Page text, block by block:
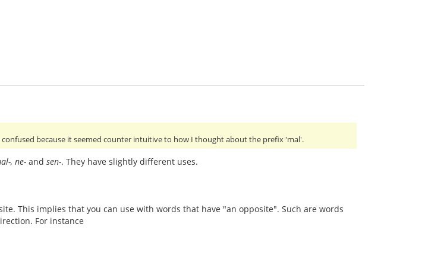
because it seemed counter intuitive to how I thought about the prefix 'mal'.
, ne- and sen-. They have slightly different uses.
This implies that you can use with words that have "an opposite". Such are words
For instance